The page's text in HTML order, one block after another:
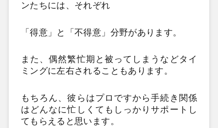
ンたちには、それぞれ
「得意」と「不得意」分野があります。
また、偶然繁忙期と被ってしまうなどタイ
ミングに左右されることもあります。
もちろん、彼らはプロですから手続き関係
はどんなに忙しくてもしっかりサポートし
てもらえると思います。